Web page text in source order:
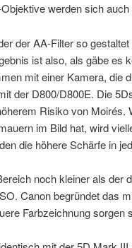
werden sich
der AA-Filter so
ist also, als gäbe es
mit einer Kamera, die
der D800/D800E. Die
Risiko von Moirés.
im Bild hat, wird
die höhere Schärfe in
noch kleiner als der
Canon begründet das
Farbzeichnung sorgen